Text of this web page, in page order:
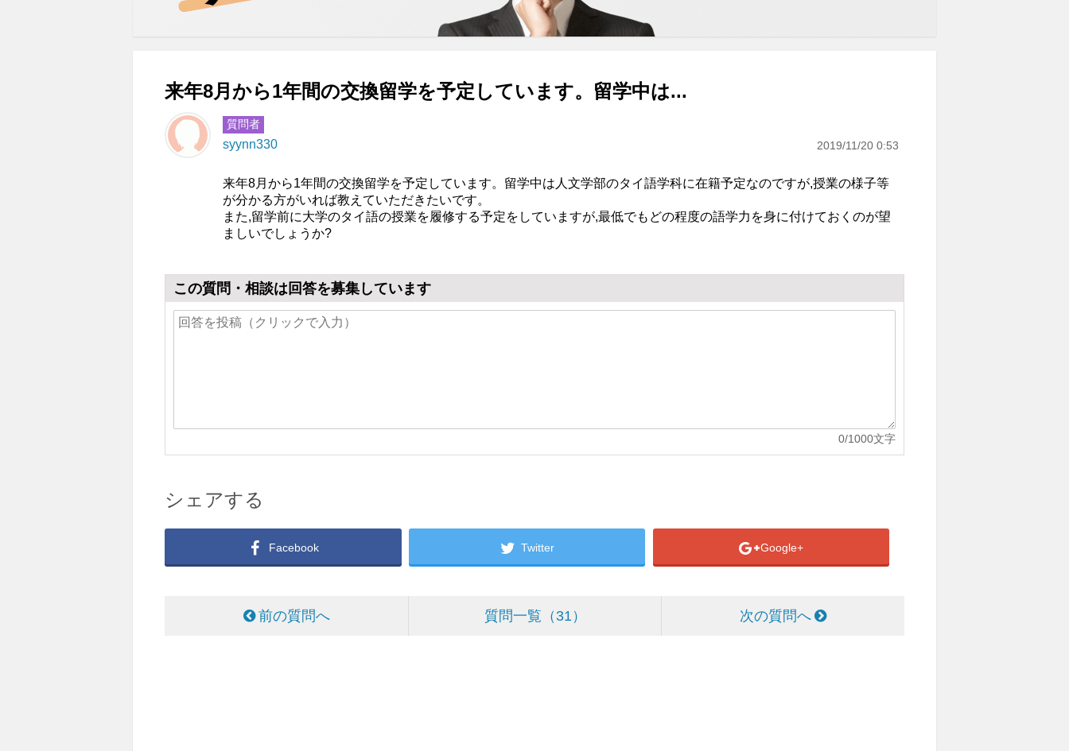
来年8月から1年間の交換留学を予定しています。留学中は...
質問者
syynn330 2019/11/20 0:53
来年8月から1年間の交換留学を予定しています。留学中は人文学部のタイ語学科に在籍予定なのですが,授業の様子等
が分かる方がいれば教えていただきたいです。
また,留学前に大学のタイ語の授業を履修する予定をしていますが,最低でもどの程度の語学力を身に付けておくのが望
ましいでしょうか?
この質問・相談は回答を募集しています
0/1000文字
シェアする
Facebook Twitter Google+
前の質問へ 質問一覧 31 次の質問へ